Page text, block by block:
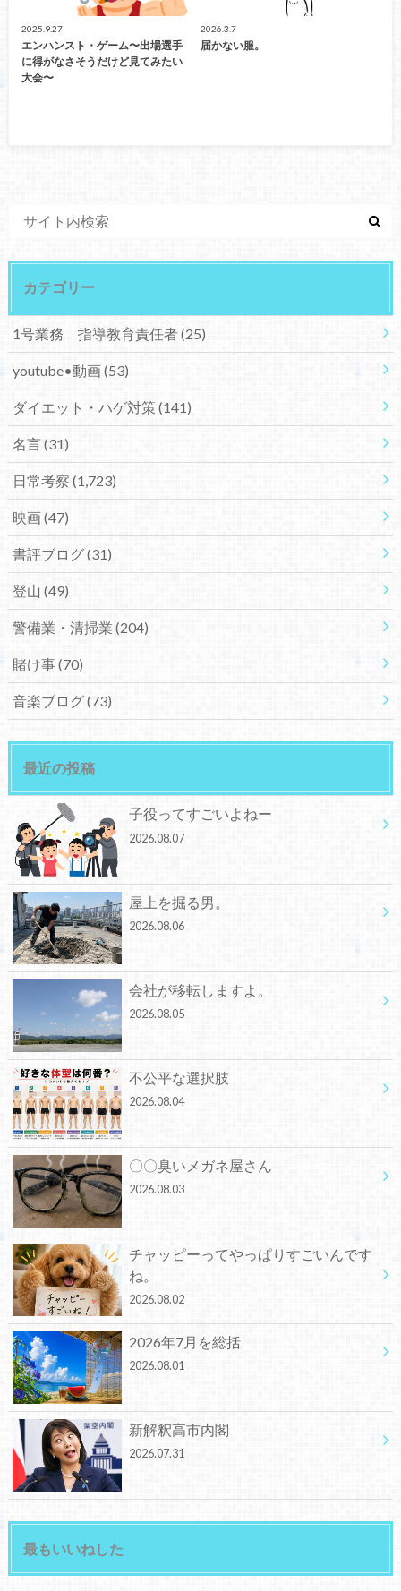
2025.9.27
エンハンスト・ゲーム〜出場選手
に得がなさそうだけど見てみたい
大会〜
2026.3.7
届かない服。
カテゴリー
1号業務 指導教育責任者(25)
youtube•動画(53)
ダイエット・ハゲ対策(141)
名言(31)
日常考察 (1,723)
映画(47)
書評ブログ(31)
登山 (49)
警備業・清掃業 (204)
賭け事(70)
音楽ブログ(73)
最近の投稿
子役ってすごいよねー
2026.08.07
屋上を掘る男。
2026.08.06
会社が移転しますよ。
2026.08.05
不公平な選択肢
2026.08.04
〇〇臭いメガネ屋さん
2026.08.03
チャッピーってやっぱりすごいんです
ね。
2026.08.02
2026年7月を総括
2026.08.01
新解釈高市内閣
2026.07.31
最もいいねした